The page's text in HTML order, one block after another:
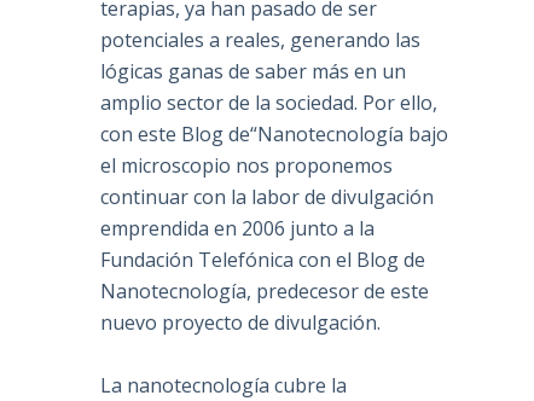
terapias, ya han pasado de ser
potenciales a reales, generando las
lógicas ganas de saber más en un
amplio sector de la sociedad. Por ello,
con este Blog de“Nanotecnología bajo
el microscopio nos proponemos
continuar con la labor de divulgación
emprendida en 2006 junto a la
Fundación Telefónica con el Blog de
Nanotecnología, predecesor de este
nuevo proyecto de divulgación.
La nanotecnología cubre la